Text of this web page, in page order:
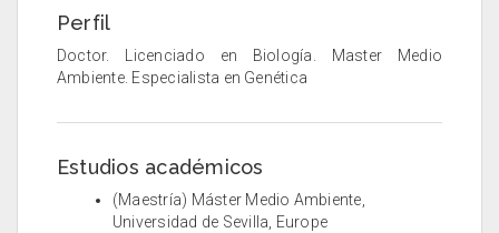
Perfil
Doctor. Licenciado en Biología. Master Medio
Ambiente. Especialista en Genética
Estudios académicos
(Maestría) Máster Medio Ambiente,
Universidad de Sevilla, Europe